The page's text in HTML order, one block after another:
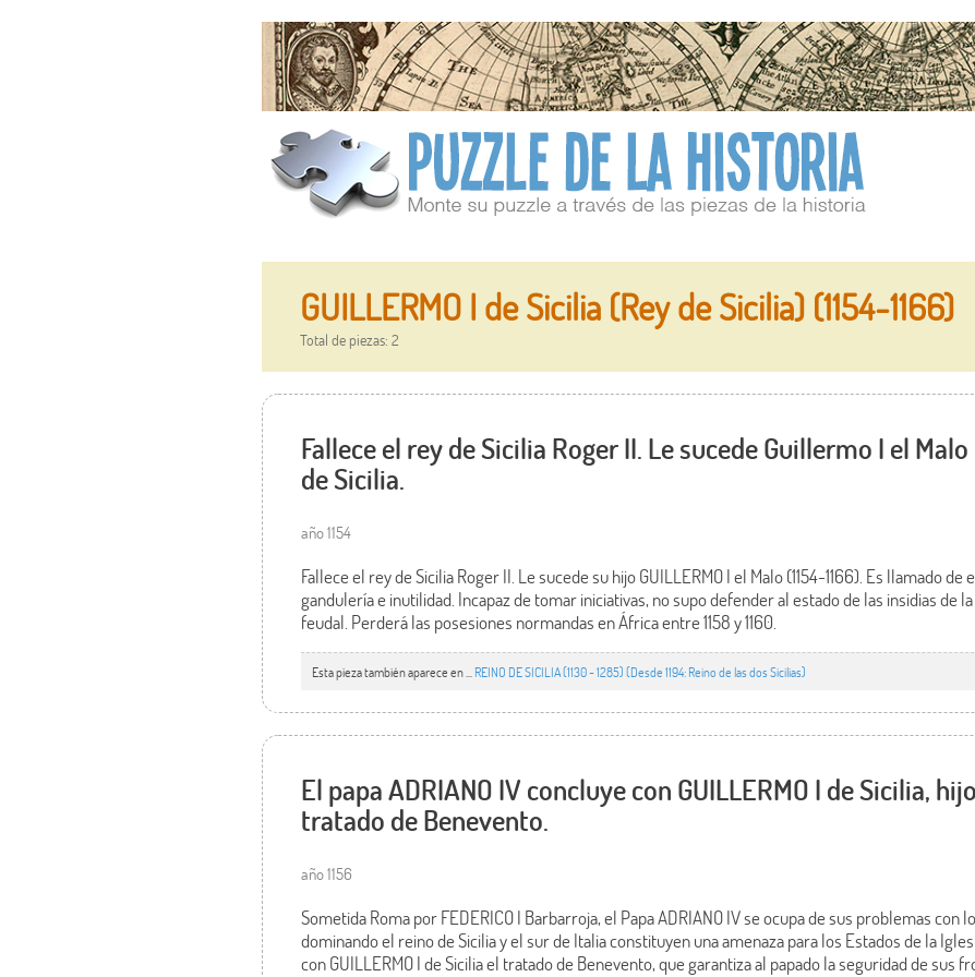
GUILLERMO I de Sicilia (Rey de Sicilia) (1154-1166)
Total de piezas: 2
Fallece el rey de Sicilia Roger II. Le sucede Guillermo I el Malo
de Sicilia.
año 1154
Fallece el rey de Sicilia Roger II. Le sucede su hijo GUILLERMO I el Malo (1154-1166). Es llamado
gandulería e inutilidad. Incapaz de tomar iniciativas, no supo defender al estado de las insidias de
feudal. Perderá las posesiones normandas en África entre 1158 y 1160.
Esta pieza también aparece en ... REINO DE SICILIA (1130 - 1285) (Desde 1194: Reino de las dos Sicilias)
El papa ADRIANO IV concluye con GUILLERMO I de Sicilia,
tratado de Benevento.
año 1156
Sometida Roma por FEDERICO I Barbarroja, el Papa ADRIANO IV se ocupa de sus problemas con
dominando el reino de Sicilia y el sur de Italia constituyen una amenaza para los Estados de la
con GUILLERMO I de Sicilia el tratado de Benevento, que garantiza al papado la seguridad de sus